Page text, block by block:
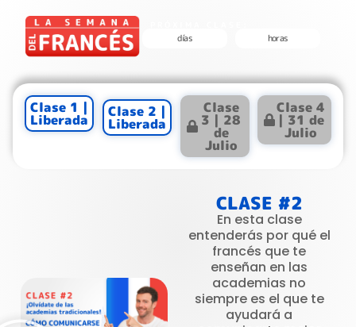
días horas
Clase 1 |
Liberada Clase 2 |
Liberada
Clase
3 | 28
de
Julio
Clase 4
| 31 de
Julio
CLASE #2
En esta clase
entenderás por qué el
francés que te
enseñan en las
academias no
siempre es el que te
ayudará a